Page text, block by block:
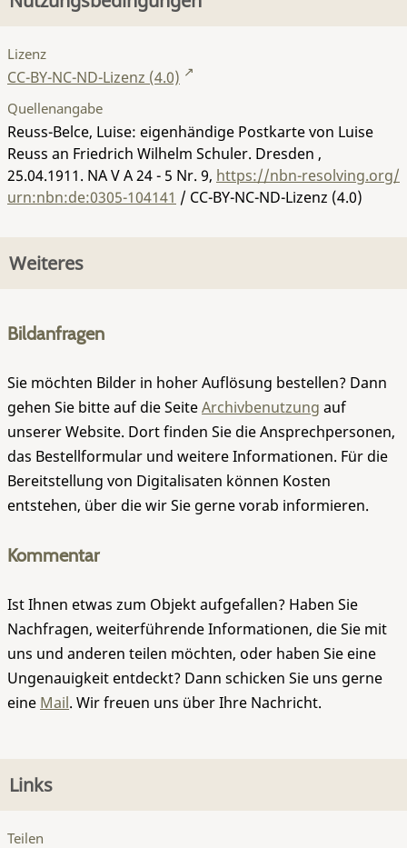
Lizenz
CC-BY-NC-ND-Lizenz (4.0)
Quellenangabe
Reuss-Belce, Luise: eigenhändige Postkarte von Luise
Reuss an Friedrich Wilhelm Schuler. Dresden ,
25.04.1911. NA V A 24 - 5 Nr. 9, https://nbn-resolving.org/
urn:nbn:de:0305-104141 / CC-BY-NC-ND-Lizenz (4.0)
Weiteres
Bildanfragen
Sie möchten Bilder in hoher Auflösung bestellen? Dann
gehen Sie bitte auf die SeiteArchivbenutzung auf
unserer Website. Dort finden Sie die Ansprechpersonen,
das Bestellformular und weitere Informationen. Für die
Bereitstellung von Digitalisaten können Kosten
entstehen, über die wir Sie gerne vorab informieren.
Kommentar
Ist Ihnen etwas zum Objekt aufgefallen? Haben Sie
Nachfragen, weiterführende Informationen, die Sie mit
uns und anderen teilen möchten, oder haben Sie eine
Ungenauigkeit entdeckt? Dann schicken Sie uns gerne
eine Mail. Wir freuen uns über Ihre Nachricht.
Links
Teilen